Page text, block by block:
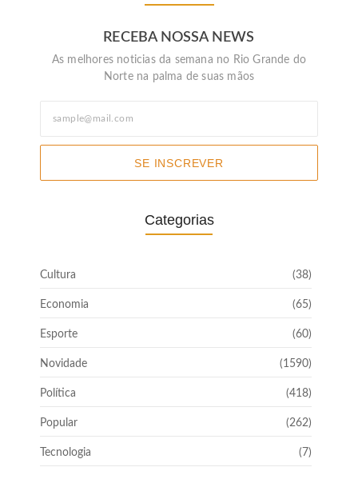
RECEBA NOSSA NEWS
As melhores noticias da semana no Rio Grande do
Norte na palma de suas mãos
SE INSCREVER
Categorias
Cultura (38)
Economia (65)
Esporte (60)
Novidade (1590)
Política (418)
Popular (262)
Tecnologia (7)